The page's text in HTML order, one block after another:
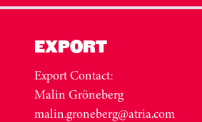
EXPORT
Export Contact:
Malin Gröneberg
malin.groneberg@atria.com